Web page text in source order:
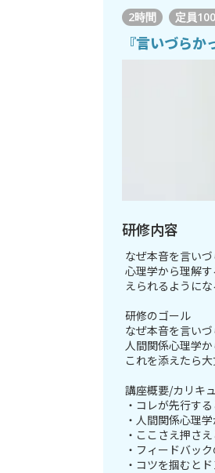
2時間 定員
『言いづら
研修内容
なぜ本音を言いづ
心理学から理解
えられるように
研修のゴール
なぜ本音を言い
人間関係心理学
これを添えたら
講座概要/カリキ
・コレが先行す
・人間関係心理
・ここさえ押さ
・フィードバッ
・コツを掴むと